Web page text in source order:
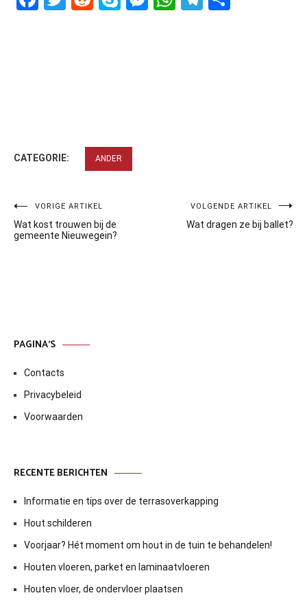
CATEGORIE: ANDER
Bericht
navigatie
VORIGE ARTIKEL
Wat kost trouwen bij de
gemeente Nieuwegein?
VOLGENDE ARTIKEL
Wat dragen ze bij ballet?
PAGINA’S
Contacts
Privacybeleid
Voorwaarden
RECENTE BERICHTEN
Informatie en tips over de terrasoverkapping
Hout schilderen
Voorjaar? Hét moment om hout in de tuin te behandelen!
Houten vloeren, parket en laminaatvloeren
Houten vloer, de ondervloer plaatsen